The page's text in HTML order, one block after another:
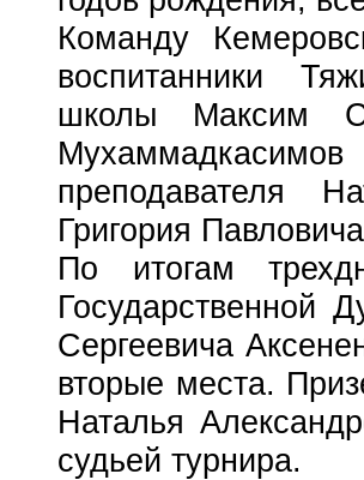
Команду
воспитанники
школы Максим
преподавателя
Григория
По итогам
Государственной
Сергеевича
вторые места.
Наталья
судьей турнира.